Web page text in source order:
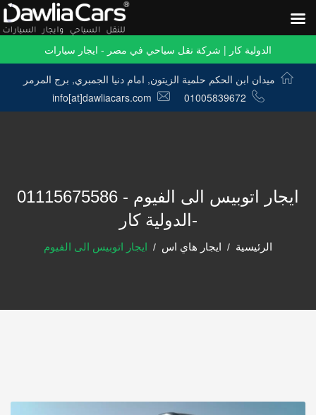
الدولية كار | شركة نقل سياحي في مصر - ايجار سيارات
ميدان ابن الحكم حلمية الزيتون, امام دنيا الجمبري, برج المرمر
01005839672
info[at]dawliacars.com
ايجار اتوبيس الى الفيوم - 01115675586
-الدولية كار
الرئيسية ايجار هاي اس ايجار اتوبيس الى الفيوم